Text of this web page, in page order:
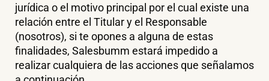
jurídica o el motivo principal por el cual existe una
relación entre el Titular y el Responsable
(nosotros), si te opones a alguna de estas
finalidades, Salesbumm estará impedido a
realizar cualquiera de las acciones que señalamos